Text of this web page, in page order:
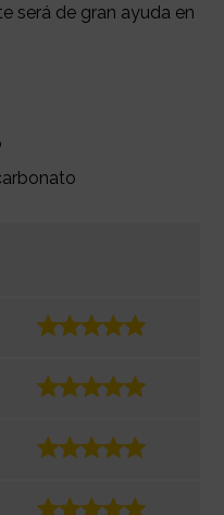
será de gran ayuda en